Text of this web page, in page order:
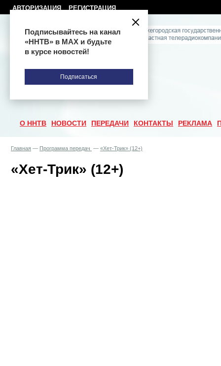
АВТОРИЗАЦИЯ РЕГИСТРАЦИЯ
О ННТВ НОВОСТИ ПЕРЕДАЧИ КОНТАКТЫ РЕКЛАМА
Главная — Программа передач — «Хет-Трик» (12+)
«Хет-Трик» (12+)
Подписывайтесь на канал
«ННТВ» в МАХ и будьте
в курсе новостей!
Подписаться